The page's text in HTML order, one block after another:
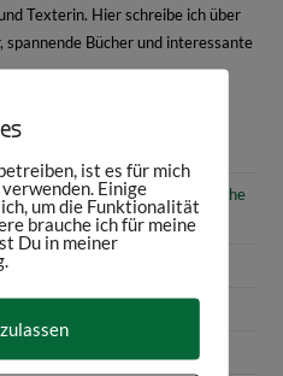
Texterin. Hier schreibe ich über
spannende Bücher und interessante
Kunst: 10 (kunst)historische
Hülshoff in Meersburg
ist es für mich
Einige
um die Funktionalität
brauche ich für meine
Du in meiner